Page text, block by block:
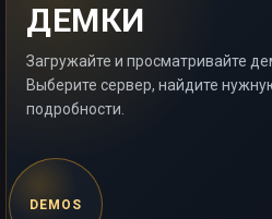
ДЕМКИ
Загружайте и просматривайте
Выберите сервер, найдите
подробности.
DEMOS